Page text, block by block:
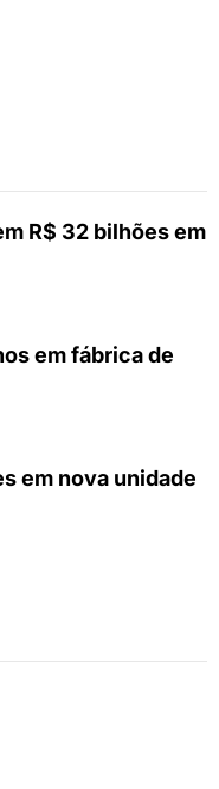
R$ 32 bilhões em
em fábrica de
em nova unidade